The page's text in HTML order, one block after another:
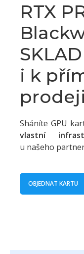
RTX
i k
Sháníte GPU
vlastní
u našeho
OBJEDNAT KARTU